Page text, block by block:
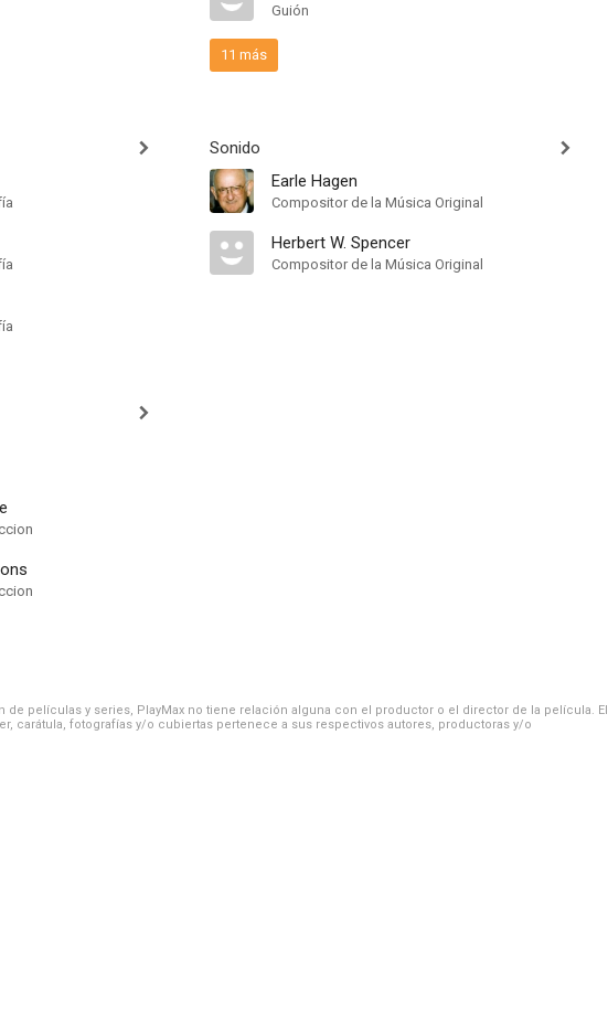
Guión
11 más
Sonido
Earle Hagen
Compositor de la Música Original
Herbert W. Spencer
Compositor de la Música Original
de películas y series, PlayMax no tiene relación alguna con el productor o el director de la película. El
carátula, fotografías y/o cubiertas pertenece a sus respectivos autores, productoras y/o